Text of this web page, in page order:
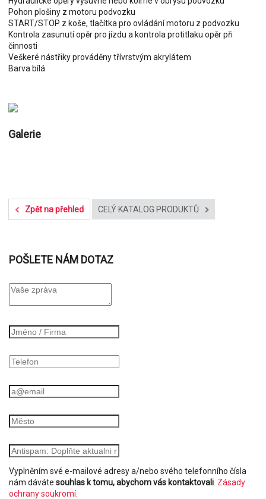
Pohon plošiny z motoru podvozku
START/STOP z koše, tlačítka pro ovládání motoru z podvozku
Kontrola zasunutí opěr pro jízdu a kontrola protitlaku opěr při
činnosti
Veškeré nástřiky prováděny třívrstvým akrylátem
Barva bílá
Galerie
Zpět na přehled CELÝ KATALOG PRODUKTŮ
POŠLETE NÁM DOTAZ
Vyplněním své e-mailové adresy a/nebo svého telefonního čísla
nám dáváte souhlas k tomu, abychom vás kontaktovali Zásady
ochrany soukromí.